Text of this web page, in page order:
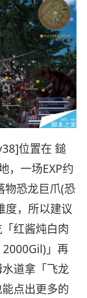
位置在 鎚
，一场EXP约
物恐龙巨爪(恐
度，所以建议
红酱炖白肉
」再
道拿「飞龙
点出更多的